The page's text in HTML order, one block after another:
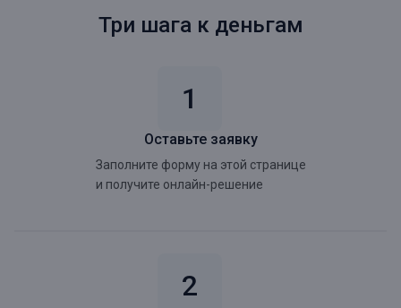
Три шага к деньгам
Оставьте заявку
Заполните форму на этой странице
и получите онлайн-решение